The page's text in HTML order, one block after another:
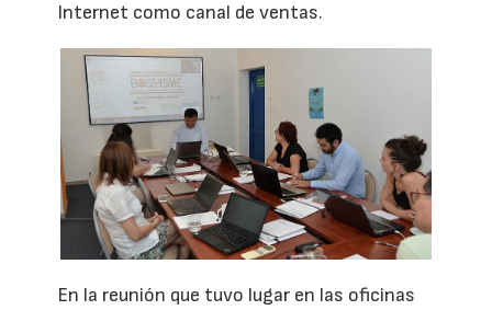
Internet como canal de ventas.
En la reunión que tuvo lugar en las oficinas